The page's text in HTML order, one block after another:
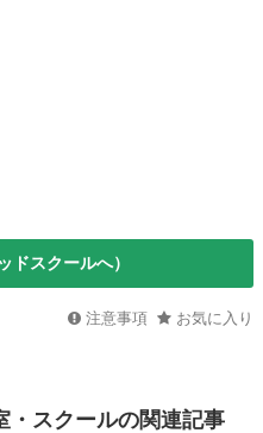
ドスクールへ）
注意事項 お気に入り
・スクールの関連記事